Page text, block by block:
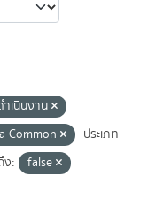
เนินงาน
Common
ประเภท
ง:
false